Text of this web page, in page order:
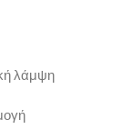
λάμψη